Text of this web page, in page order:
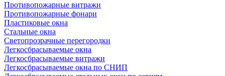
Противопожарные витражи
Противопожарные фонари
Пластиковые окна
Стальные окна
Светопрозрачные перегородки
Легкосбрасываемые окна
Легкосбрасываемые витражи
Легкосбрасываемые окна по СНИП